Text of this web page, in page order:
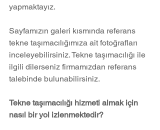
yapmaktayız.
Sayfamızın galeri kısmında referans
tekne taşımacılığımıza ait fotoğrafları
inceleyebilirsiniz. Tekne taşımacılığı ile
ilgili dilerseniz firmamızdan referans
talebinde bulunabilirsiniz.
Tekne taşımacılığı hizmeti almak için
nasıl bir yol izlenmektedir?